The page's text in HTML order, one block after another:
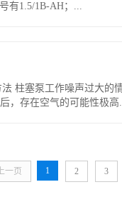
有1.5/1B-AH；...
柱塞泵工作噪声过大的
，存在空气的可能性极高
一页 1 2 3